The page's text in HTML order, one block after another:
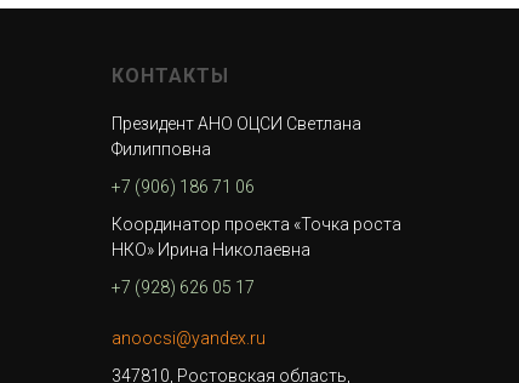
КОНТАКТЫ
Президент АНО ОЦСИ Светлана
Филипповна
+7 (906) 186 71 06
Координатор проекта «Точка роста
НКО» Ирина Николаевна
+7 (928) 626 05 17
anoocsi@yandex.ru
347810, Ростовская область,